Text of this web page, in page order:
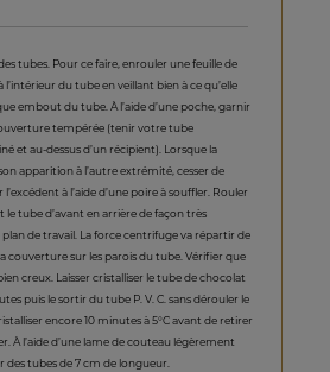
tubes. Pour ce faire, enrouler une feuille de
l’intérieur du tube en veillant bien à ce qu’elle
embout du tube. À l’aide d’une poche, garnir
tempérée (tenir votre tube
et au-dessus d’un récipient). Lorsque la
apparition à l’autre extrémité, cesser de
à l’aide d’une poire à souffler. Rouler
tube d’avant en arrière de façon très
plan de travail. La force centrifuge va répartir de
couverture sur les parois du tube. Vérifier que
creux. Laisser cristalliser le tube de chocolat
puis le sortir du tube P. V. C. sans dérouler le
encore 10 minutes à 5°C avant de retirer
À l’aide d’une lame de couteau légèrement
des tubes de 7 cm de longueur.